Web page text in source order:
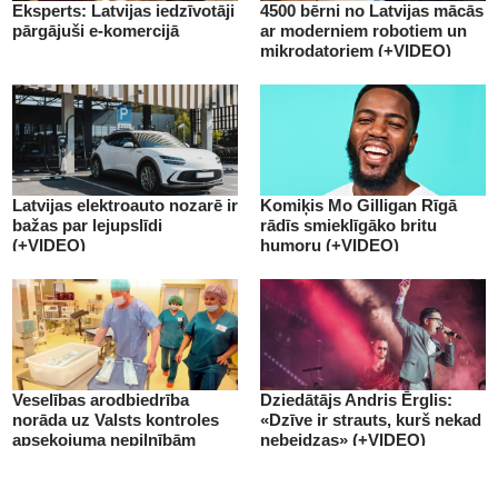
Eksperts: Latvijas iedzīvotāji
pārgājuši e-komercijā
4500 bērni no Latvijas mācās
ar moderniem robotiem un
mikrodatoriem (+VIDEO)
Latvijas elektroauto nozarē ir
bažas par lejupslīdi
(+VIDEO)
Komiķis Mo Gilligan Rīgā
rādīs smieklīgāko britu
humoru (+VIDEO)
Veselības arodbiedrība
norāda uz Valsts kontroles
apsekojuma nepilnībām
Dziedātājs Andris Ērglis:
«Dzīve ir strauts, kurš nekad
nebeidzas» (+VIDEO)